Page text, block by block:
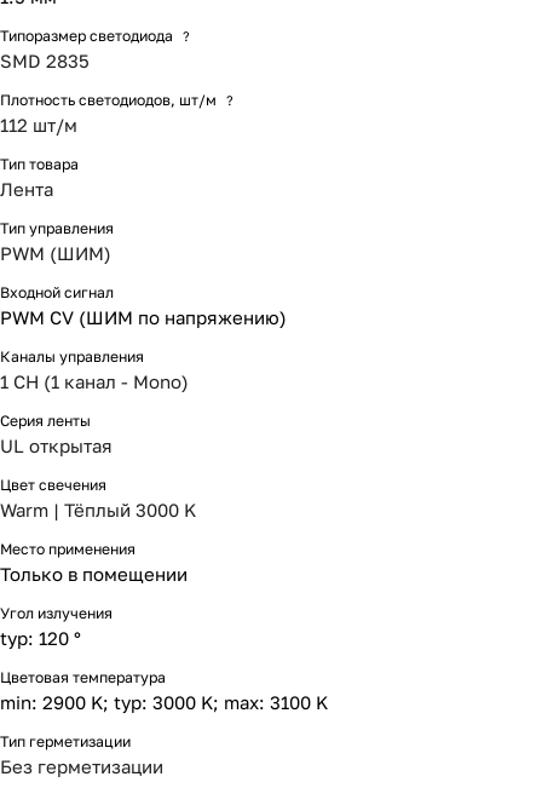
Типоразмер светодиода ?
SMD 2835
Плотность светодиодов, шт/м ?
112 шт/м
Тип товара
Лента
Тип управления
PWM (ШИМ)
Входной сигнал
PWM СV (ШИМ по напряжению)
Каналы управления
1 CH (1 канал - Mono)
Серия ленты
UL открытая
Цвет свечения
Warm | Тёплый 3000 K
Место применения
Только в помещении
Угол излучения
typ: 120 °
Цветовая температура
min: 2900 K; typ: 3000 K; max: 3100 K
Тип герметизации
Без герметизации